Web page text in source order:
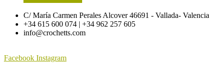
C/ María Carmen Perales Alcover 46691 - Vallada- Valencia
+34 615 600 074 | +34 962 257 605
info@crochetts.com
Facebook Instagram